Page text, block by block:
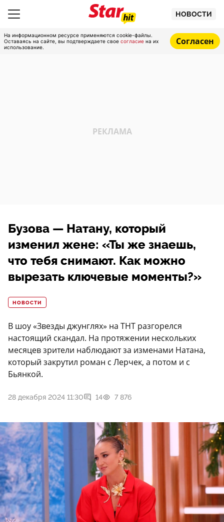
НОВОСТИ
На информационном ресурсе применяются cookie-файлы.
Оставаясь на сайте, вы подтверждаете свое согласие на их
использование.
Согласен
Бузова — Натану, который
изменил жене: «Ты же знаешь,
что тебя снимают. Как можно
вырезать ключевые моменты?»
НОВОСТИ
В шоу «Звезды джунглях» на ТНТ разгорелся
настоящий скандал. На протяжении нескольких
месяцев зрители наблюдают за изменами Натана,
который закрутил роман с Лерчек, а потом и с
Бьянкой.
28 декабря 2024 11:30 14 7 876